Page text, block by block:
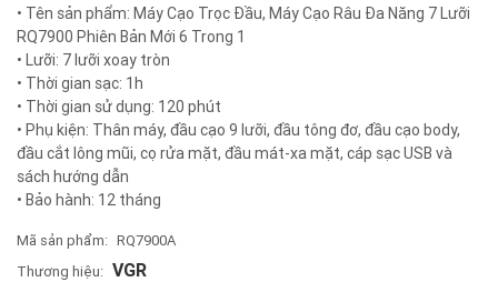
• Tên sản phẩm: Máy Cạo Trọc Đầu, Máy Cạo Râu Đa Năng 7 Lưỡi
RQ7900 Phiên Bản Mới 6 Trong 1
• Lưỡi: 7 lưỡi xoay tròn
• Thời gian sạc: 1h
• Thời gian sử dụng: 120 phút
• Phụ kiện: Thân máy, đầu cạo 9 lưỡi, đầu tông đơ, đầu cạo body,
đầu cắt lông mũi, cọ rửa mặt, đầu mát-xa mặt, cáp sạc USB và
sách hướng dẫn
• Bảo hành: 12 tháng
Mã sản phẩm: RQ7900A
Thương hiệu: VGR